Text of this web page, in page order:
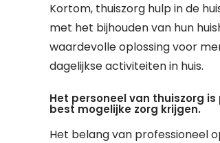
Kortom, thuiszorg hulp in de
met het bijhouden van hun
waardevolle oplossing voor
dagelijkse activiteiten in huis.
Het personeel van thuiszorg
best mogelijke zorg krijgen.
Het belang van professioneel